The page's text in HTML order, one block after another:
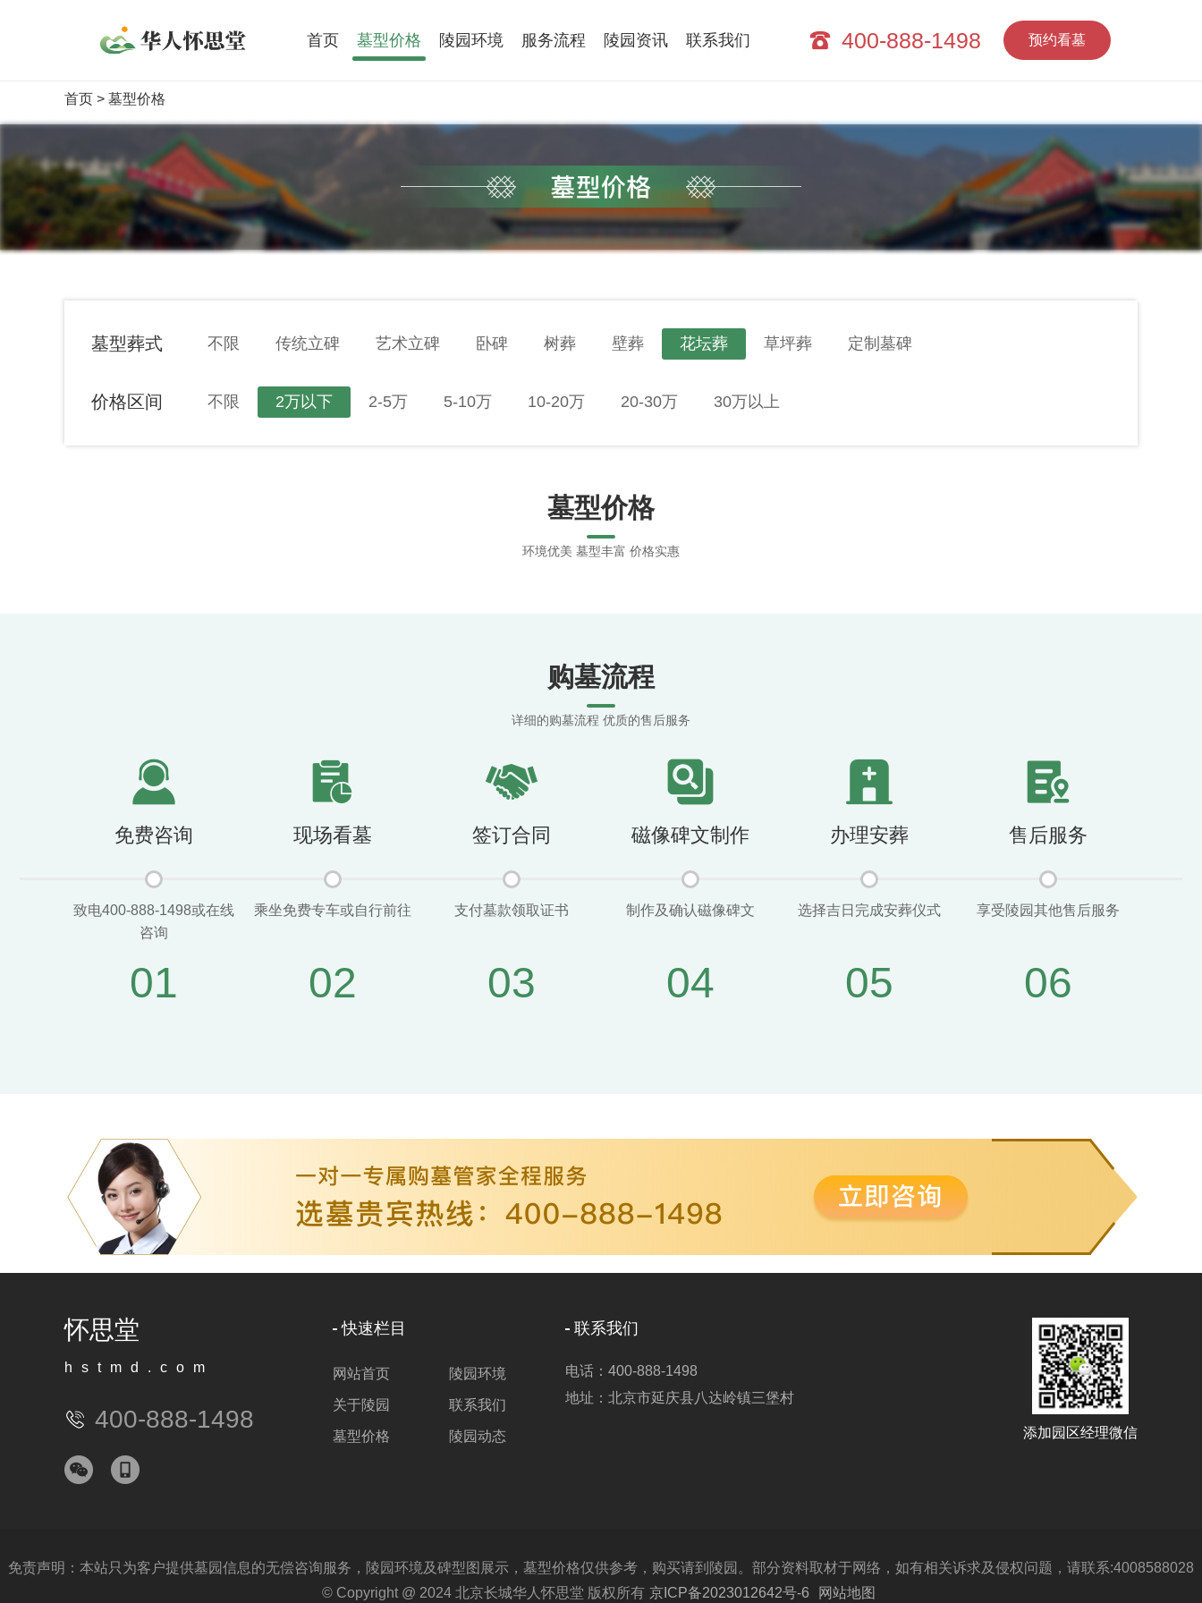
首页 墓型价格 陵园环境 服务流程 陵园资讯 联系我们 400-888-1498 预约看墓
首页 > 墓型价格
墓型葬式 不限 传统立碑 艺术立碑 卧碑 树葬 壁葬 花坛葬 草坪葬 定制墓碑
价格区间 不限 2万以下 2-5万 5-10万 10-20万 20-30万 30万以上
墓型价格
环境优美 墓型丰富 价格实惠
购墓流程
详细的购墓流程 优质的售后服务
免费咨询
致电400-888-1498或在线
咨询
01
现场看墓
乘坐免费专车或自行前往
02
签订合同
支付墓款领取证书
03
磁像碑文制作
制作及确认磁像碑文
04
办理安葬
选择吉日完成安葬仪式
05
售后服务
享受陵园其他售后服务
06
怀思堂
hstmd.com
400-888-1498
快速栏目
网站首页 陵园环境
关于陵园 联系我们
墓型价格 陵园动态
联系我们
电话：400-888-1498
地址：北京市延庆县八达岭镇三堡村
添加园区经理微信
免责声明：本站只为客户提供墓园信息的无偿咨询服务，陵园环境及碑型图展示，墓型价格仅供参考，购买请到陵园。部分资料取材于网络，如有相关诉求及侵权问题，请联系:4008588028
© Copyright @ 2024 北京长城华人怀思堂 版权所有 京ICP备2023012642号-6 网站地图